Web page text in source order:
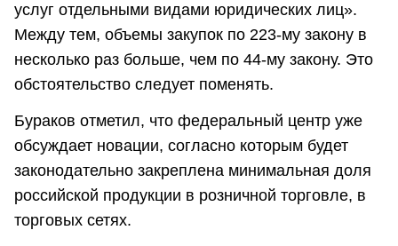
услуг отдельными видами юридических лиц».
Между тем, объемы закупок по 223-му закону в
несколько раз больше, чем по 44-му закону. Это
обстоятельство следует поменять.
Бураков отметил, что федеральный центр уже
обсуждает новации, согласно которым будет
законодательно закреплена минимальная доля
российской продукции в розничной торговле, в
торговых сетях.